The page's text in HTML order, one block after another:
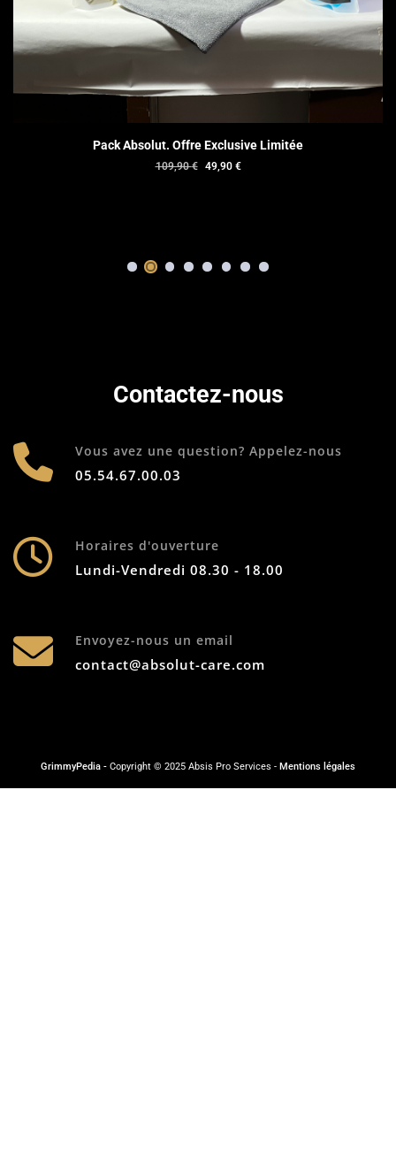
Pack Absolut. Offre Exclusive Limitée
109,90€
Le
49,90 €Le
Contactez-nous
Vous avez une question? Appelez-nous
05.54.67.00.03
Horaires d'ouverture
Lundi-Vendredi 08.30 - 18.00
Envoyez-nous un email
contact@absolut-care.com
GrimmyPedia - Copyright © 2025 Absis Pro Services - Mentions légales